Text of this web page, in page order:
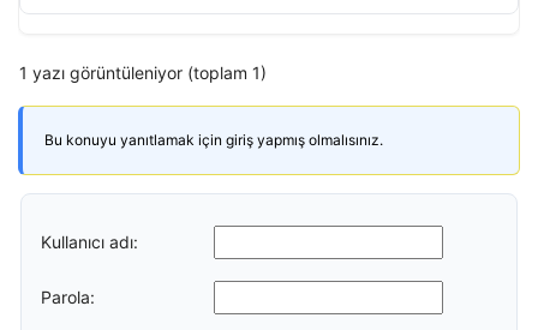
1 yazı görüntüleniyor (toplam 1)
Bu konuyu yanıtlamak için giriş yapmış olmalısınız.
Kullanıcı adı:
Parola: